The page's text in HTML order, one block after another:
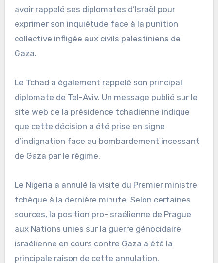
avoir rappelé ses diplomates d’Israël pour
exprimer son inquiétude face à la punition
collective infligée aux civils palestiniens de
Gaza.
Le Tchad a également rappelé son principal
diplomate de Tel-Aviv. Un message publié sur le
site web de la présidence tchadienne indique
que cette décision a été prise en signe
d’indignation face au bombardement incessant
de Gaza par le régime.
Le Nigeria a annulé la visite du Premier ministre
tchèque à la dernière minute. Selon certaines
sources, la position pro-israélienne de Prague
aux Nations unies sur la guerre génocidaire
israélienne en cours contre Gaza a été la
principale raison de cette annulation.